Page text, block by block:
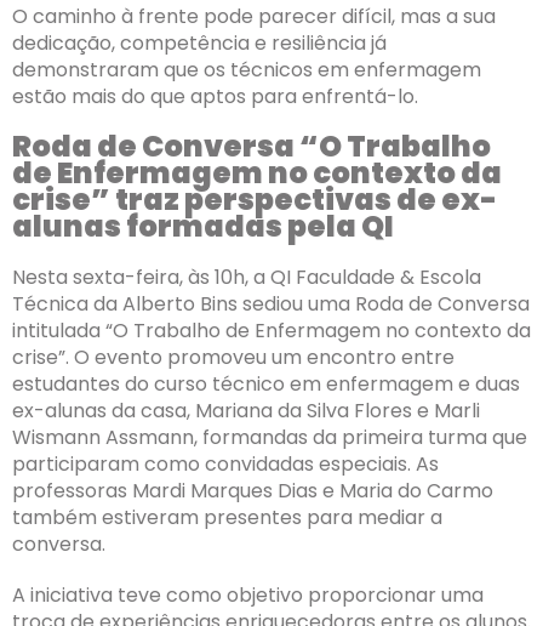
O caminho à frente pode parecer difícil, mas a sua
dedicação, competência e resiliência já
demonstraram que os técnicos em enfermagem
estão mais do que aptos para enfrentá-lo.
Roda de Conversa “O Trabalho
de Enfermagem no contexto da
crise” traz perspectivas de ex-
alunas formadas pela QI
Nesta sexta-feira, às 10h, a QI Faculdade & Escola
Técnica da Alberto Bins sediou uma Roda de Conversa
intitulada “O Trabalho de Enfermagem no contexto da
crise”. O evento promoveu um encontro entre
estudantes do curso técnico em enfermagem e duas
ex-alunas da casa, Mariana da Silva Flores e Marli
Wismann Assmann, formandas da primeira turma que
participaram como convidadas especiais. As
professoras Mardi Marques Dias e Maria do Carmo
também estiveram presentes para mediar a
conversa.
A iniciativa teve como objetivo proporcionar uma